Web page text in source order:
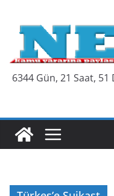
content
6344 Gün, 21 Saat,